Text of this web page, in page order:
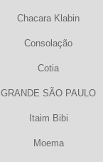
Chacara Klabin
Consolação
Cotia
GRANDE SÃO PAULO
Itaim Bibi
Moema